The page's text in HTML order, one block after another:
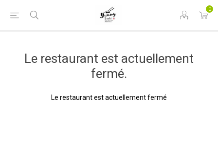
0
Le restaurant est actuellement
fermé.
Le restaurant est actuellement fermé